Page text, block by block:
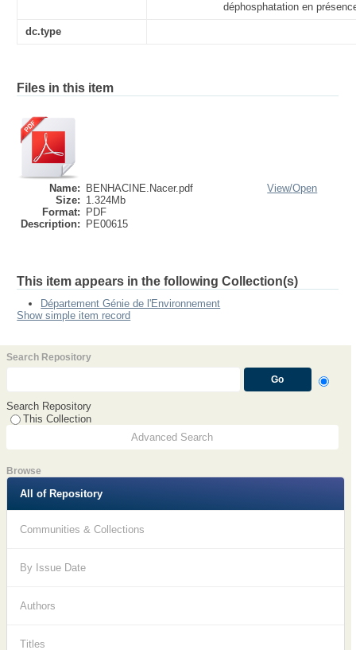
déphosphatation en
dc.type
Files in this item
Name:
BENHACINE.Nacer.pdf
Size: 1.324Mb
Format:
PDF
Description:
PE00615
View/Open
This item appears in the following Collection(s)
Département Génie de l'Environnement
Show simple item record
Search Repository
Search Repository
This Collection
Advanced Search
Browse
All of Repository
Communities & Collections
By Issue Date
Authors
Titles